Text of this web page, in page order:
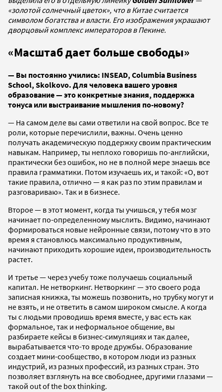
«золотой солнечный цветок», что в Китае считается
символом богатства и власти. Его изображения украшают
дворцовый комплекс императоров в Пекине.
«Масштаб дает больше свободы»
— Вы постоянно учились: INSEAD, Columbia Business
School, Skolkovo. Для человека вашего уровня
образование — это конкретные знания, поддержка
тонуса или выстраивание мышления по-новому?
— На самом деле вы сами ответили на свой вопрос. Все те
роли, которые перечислили, важны. Очень ценно
получать академическую поддержку своим практическим
навыкам. Например, ты неплохо говоришь по-английски,
практически без ошибок, но не в полной мере знаешь все
правила грамматики. Потом изучаешь их, и такой: «О, вот
такие правила, отлично — я как раз по этим правилам и
разговариваю». Так и в бизнесе.
Второе — в этот момент, когда ты учишься, у тебя мозг
начинает по-определенному мыслить. Видимо, начинают
формироваться новые нейронные связи, потому что в это
время я становлюсь максимально продуктивным,
начинают приходить хорошие идеи, производительность
растет.
И третье — через учебу тоже получаешь социальный
капитал. Не нетворкинг. Нетворкинг — это своего рода
записная книжка, ты можешь позвонить, но трубку могут и
не взять, и не ответить в самом широком смысле. А когда
ты с людьми проводишь время вместе, у вас есть как
формальное, так и неформальное общение, вы
разбираете кейсы в бизнес-симуляциях и так далее,
вырабатывается что-то вроде дружбы. Образование
создает мини-сообщество, в котором люди из разных
индустрий, из разных профессий, из разных стран. Это
позволяет взглянуть на все свободнее, другими глазами —
такой out of the box thinking.